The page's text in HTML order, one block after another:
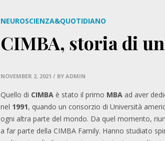
NEUROSCIENZA&QUOTIDIANO
CIMBA, storia di
NOVEMBER 2, 2021 / BY ADMIN
Quello di CIMBA è stato il primo MBA ad aver
nel 1991, quando un consorzio di Università
ogni altra parte del mondo. Da quel momento,
a far parte della CIMBA Family. Hanno studiato